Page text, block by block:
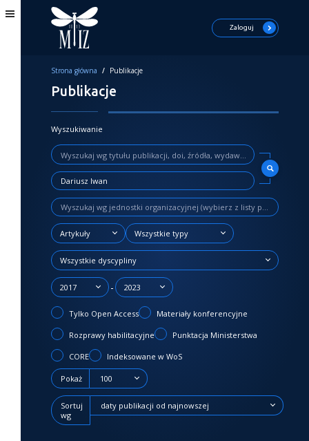
Zaloguj
Strona główna / Publikacje
Publikacje
Wyszukiwanie
Artykuły Wszystkie typy
Wszystkie dyscypliny
2017 - 2023
Tylko Open Access Materiały konferencyjne
Rozprawy habilitacyjne Punktacja Ministerstwa
CORE Indeksowane w WoS
Pokaż 100
Sortuj
wg
daty publikacji od najnowszej